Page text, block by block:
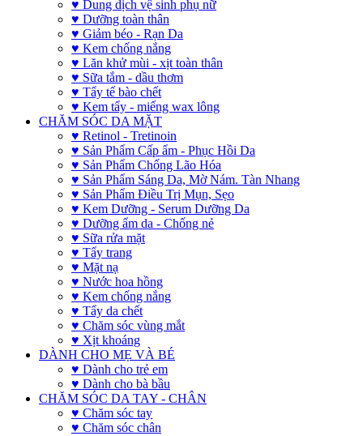
♥ Dung dịch vệ sinh phụ nữ
♥ Dưỡng toàn thân
♥ Giảm béo - Rạn Da
♥ Kem chống nắng
♥ Lăn khử mùi - xịt toàn thân
♥ Sữa tắm - dầu thơm
♥ Tẩy tế bào chết
♥ Kem tẩy - miếng wax lông
CHĂM SÓC DA MẶT
♥ Retinol - Tretinoin
♥ Sản Phẩm Cấp ẩm - Phục Hồi Da
♥ Sản Phẩm Chống Lão Hóa
♥ Sản Phẩm Sáng Da, Mờ Nám. Tàn Nhang
♥ Sản Phẩm Điều Trị Mụn, Sẹo
♥ Kem Dưỡng - Serum Dưỡng Da
♥ Dưỡng ẩm da - Chống nẻ
♥ Sữa rửa mặt
♥ Tẩy trang
♥ Mặt nạ
♥ Nước hoa hồng
♥ Kem chống nắng
♥ Tẩy da chết
♥ Chăm sóc vùng mắt
♥ Xịt khoáng
DÀNH CHO MẸ VÀ BÉ
♥ Dành cho trẻ em
♥ Dành cho bà bầu
CHĂM SÓC DA TAY - CHÂN
♥ Chăm sóc tay
♥ Chăm sóc chân